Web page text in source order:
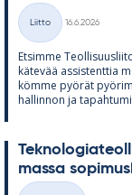
Kategoriat
Liitto
16.6.2026
Et­simme
kä­te­vää as­sis­tent­tia
kömme pyö­rät
hal­lin­non ja
massa